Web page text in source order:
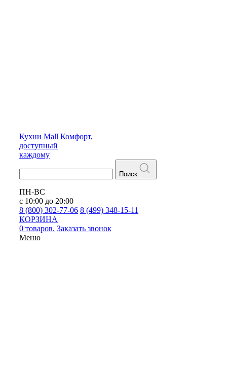
Кухни Mall Комфорт,
доступный
каждому
Поиск
ПН-ВС
с 10:00 до 20:00
8 (800) 302-77-06 8 (499) 348-15-11
КОРЗИНА
0 товаров. Заказать звонок
Меню